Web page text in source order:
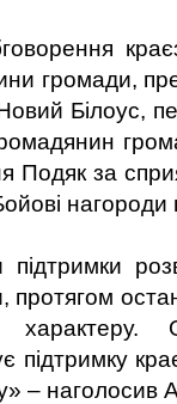
громади,
Білоус,
Подяк за
нагороди
характеру.
підтримку
– наголосив